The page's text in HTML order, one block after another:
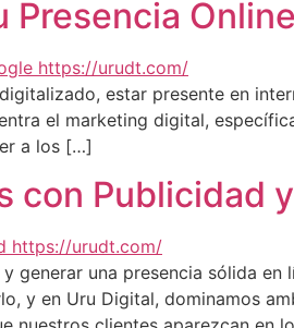
Presencia Online
estar presente en
el marketing digital,
a los […]
con Publicidad
generar una presencia sólida
y en Uru Digital, dominamos